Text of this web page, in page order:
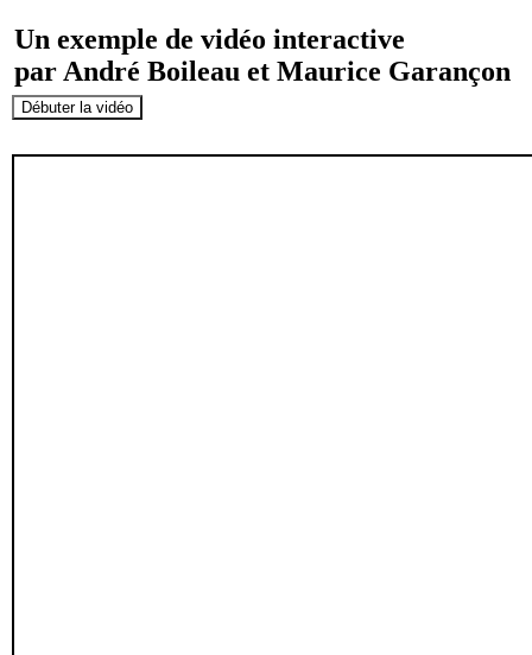
Un exemple de vidéo interactive
par André Boileau et Maurice Garançon
Débuter la vidéo